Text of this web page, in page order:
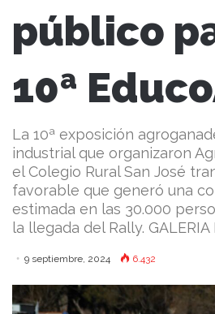
público
10ª
La 10ª exposición
industrial que organizaron
el Colegio Rural San José
favorable que generó una
estimada en las 30.000
la llegada del Rally. GALERIA
9 septiembre, 2024 6.432